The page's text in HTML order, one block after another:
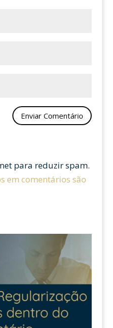
para reduzir spam.
em comentários são